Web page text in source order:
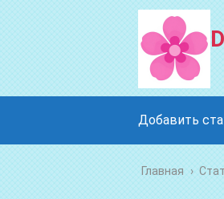
Добавить
Главная ›